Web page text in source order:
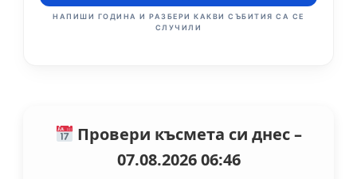
НАПИШИ ГОДИНА И РАЗБЕРИ КАКВИ СЪБИТИЯ СА СЕ
СЛУЧИЛИ
Провери късмета си днес –
07.08.2026 06:46